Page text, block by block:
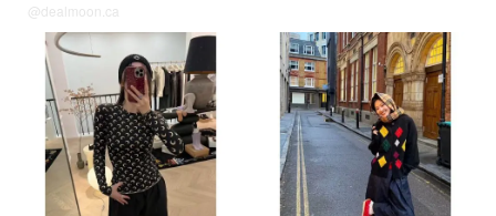
@dealmoon.ca
毛衣针织衫 毛衣针织衫